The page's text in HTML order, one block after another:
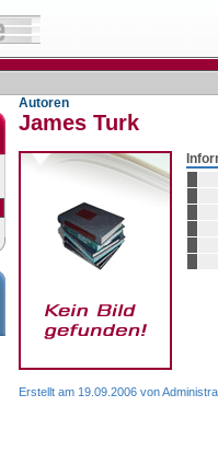
Autoren
James Turk
Erstellt am 19.09.2006 von